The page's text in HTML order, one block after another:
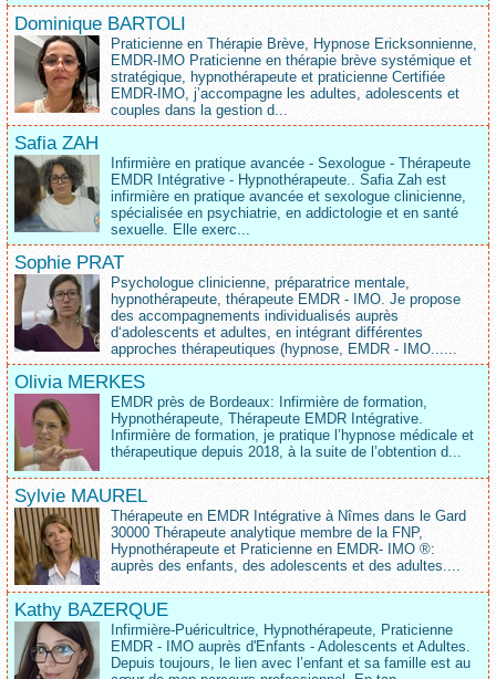
Dominique BARTOLI
Praticienne en Thérapie Brève, Hypnose Ericksonnienne,
EMDR-IMO Praticienne en thérapie brève systémique et
stratégique, hypnothérapeute et praticienne Certifiée
EMDR-IMO, j’accompagne les adultes, adolescents et
couples dans la gestion d...
Safia ZAH
Infirmière en pratique avancée - Sexologue - Thérapeute
EMDR Intégrative - Hypnothérapeute.. Safia Zah est
infirmière en pratique avancée et sexologue clinicienne,
spécialisée en psychiatrie, en addictologie et en santé
sexuelle. Elle exerc...
Sophie PRAT
Psychologue clinicienne, préparatrice mentale,
hypnothérapeute, thérapeute EMDR - IMO. Je propose
des accompagnements individualisés auprès
d‘adolescents et adultes, en intégrant différentes
approches thérapeutiques (hypnose, EMDR - IMO......
Olivia MERKES
EMDR près de Bordeaux: Infirmière de formation,
Hypnothérapeute, Thérapeute EMDR Intégrative.
Infirmière de formation, je pratique l’hypnose médicale et
thérapeutique depuis 2018, à la suite de l’obtention d...
Sylvie MAUREL
Thérapeute en EMDR Intégrative à Nîmes dans le Gard
30000 Thérapeute analytique membre de la FNP,
Hypnothérapeute et Praticienne en EMDR- IMO ®:
auprès des enfants, des adolescents et des adultes....
Kathy BAZERQUE
Infirmière-Puéricultrice, Hypnothérapeute, Praticienne
EMDR - IMO auprès d'Enfants - Adolescents et Adultes.
Depuis toujours, le lien avec l’enfant et sa famille est au